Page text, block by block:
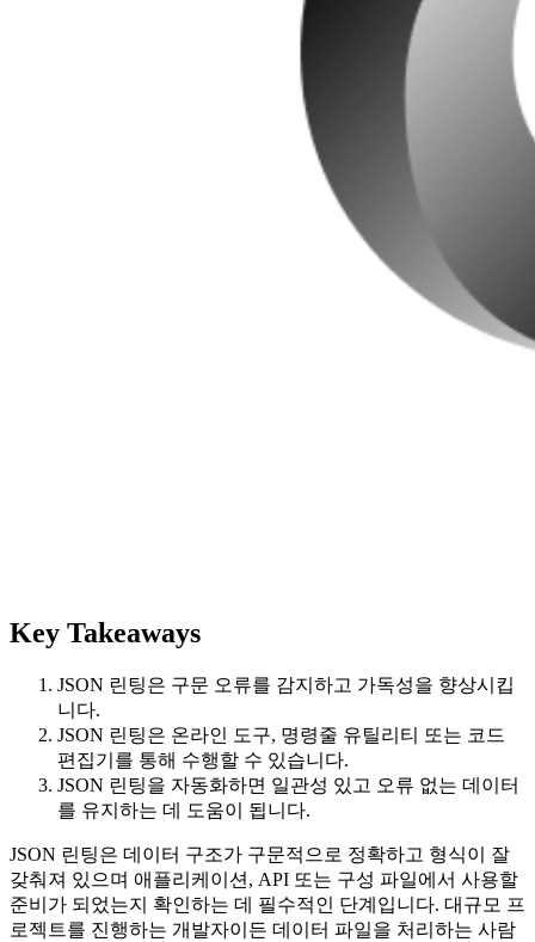
Key Takeaways
JSON 린팅은 구문 오류를 감지하고 가독성을 향상시킵
니다.
JSON 린팅은 온라인 도구, 명령줄 유틸리티 또는 코드
편집기를 통해 수행할 수 있습니다.
JSON 린팅을 자동화하면 일관성 있고 오류 없는 데이터
를 유지하는 데 도움이 됩니다.
JSON 린팅은 데이터 구조가 구문적으로 정확하고 형식이 잘
갖춰져 있으며 애플리케이션, API 또는 구성 파일에서 사용할
준비가 되었는지 확인하는 데 필수적인 단계입니다. 대규모 프
로젝트를 진행하는 개발자이든 데이터 파일을 처리하는 사람